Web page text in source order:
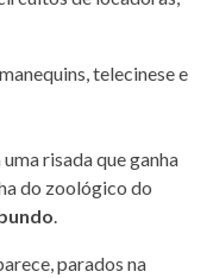
risada que ganha
do zoológico do
parados na